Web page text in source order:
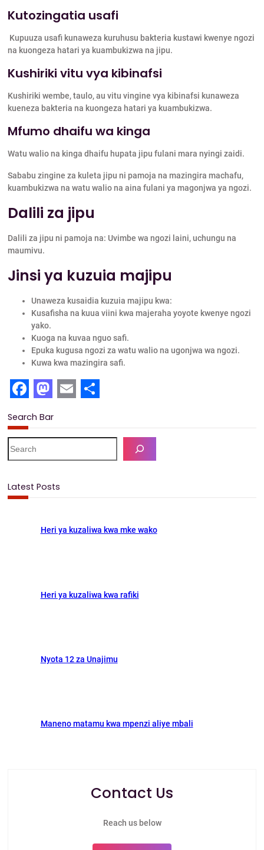
Kutozingatia usafi
Kupuuza usafi kunaweza kuruhusu bakteria kustawi kwenye ngozi
na kuongeza hatari ya kuambukizwa na jipu.
Kushiriki vitu vya kibinafsi
Kushiriki wembe, taulo, au vitu vingine vya kibinafsi kunaweza
kueneza bakteria na kuongeza hatari ya kuambukizwa.
Mfumo dhaifu wa kinga
Watu walio na kinga dhaifu hupata jipu fulani mara nyingi zaidi.
Sababu zingine za kuleta jipu ni pamoja na mazingira machafu,
kuambukizwa na watu walio na aina fulani ya magonjwa ya ngozi.
Dalili za jipu
Dalili za jipu ni pamoja na: Uvimbe wa ngozi laini, uchungu na
maumivu.
Jinsi ya kuzuia majipu
Unaweza kusaidia kuzuia majipu kwa:
Kusafisha na kuua viini kwa majeraha yoyote kwenye ngozi
yako.
Kuoga na kuvaa nguo safi.
Epuka kugusa ngozi za watu walio na ugonjwa wa ngozi.
Kuwa kwa mazingira safi.
a
c
e
b
o
a
s
t
o
d
o
n
m
a
i
l
h
a
r
Search Bar
e
c
Latest Posts
Heri ya kuzaliwa kwa mke wako
Heri ya kuzaliwa kwa rafiki
Nyota 12 za Unajimu
Maneno matamu kwa mpenzi aliye mbali
Contact Us
Reach us below